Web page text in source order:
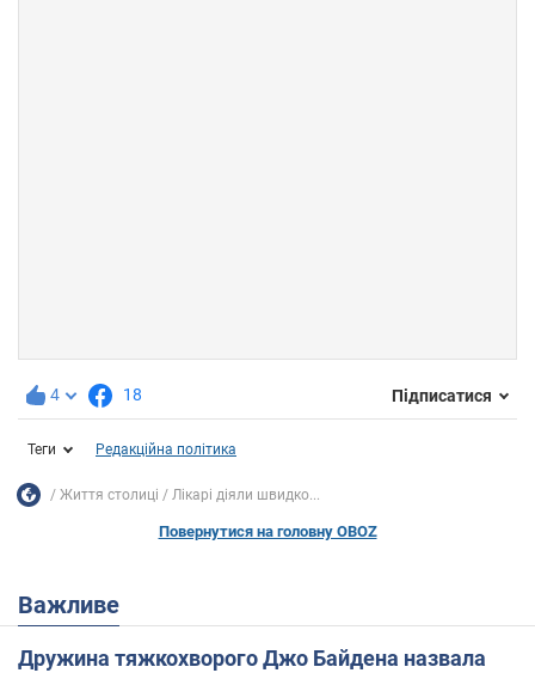
4 18 Підписатися
Теги Редакційна політика
Життя столиці Лікарі діяли швидко...
Повернутися на головну OBOZ
Важливе
Дружина тяжкохворого Джо Байдена назвала